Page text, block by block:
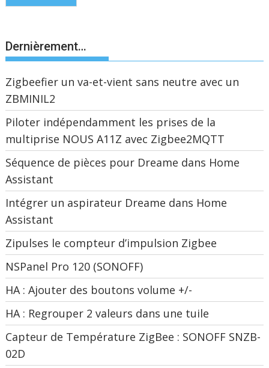
Dernièrement…
Zigbeefier un va-et-vient sans neutre avec un
ZBMINIL2
Piloter indépendamment les prises de la
multiprise NOUS A11Z avec Zigbee2MQTT
Séquence de pièces pour Dreame dans Home
Assistant
Intégrer un aspirateur Dreame dans Home
Assistant
Zipulses le compteur d’impulsion Zigbee
NSPanel Pro 120 (SONOFF)
HA : Ajouter des boutons volume +/-
HA : Regrouper 2 valeurs dans une tuile
Capteur de Température ZigBee : SONOFF SNZB-
02D